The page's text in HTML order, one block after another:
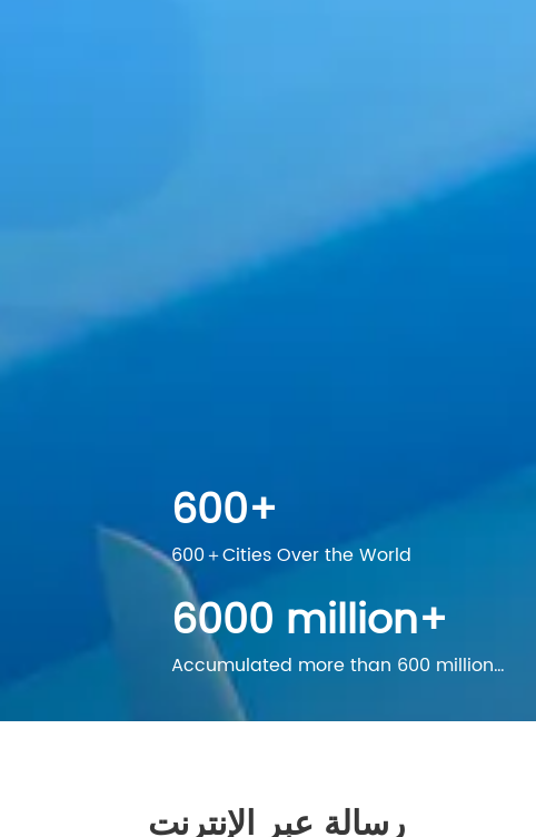
600+
600＋Cities Over the World
6000 million+
Accumulated more than 600 million
viewers
رسالة عبر الإنترنت